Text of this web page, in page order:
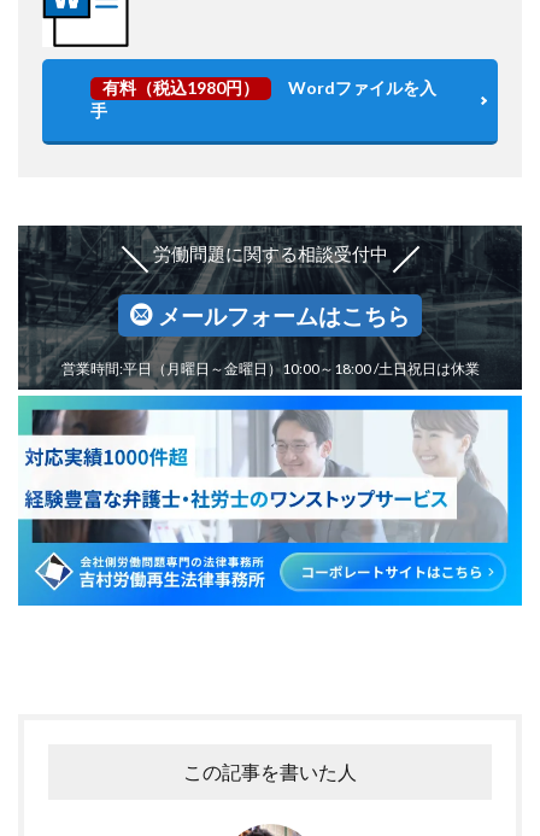
有料（税込1980円）
Wordファイルを入
手
労働問題に関する相談受付中
メールフォームはこちら
営業時間:平日（月曜日～金曜日）10:00～18:00 /土日祝日は休業
この記事を書いた人